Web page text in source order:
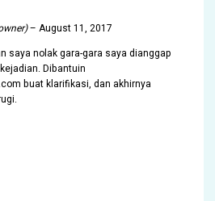
– August 11, 2017
saya nolak gara-gara saya dianggap
Dibantuin
buat klarifikasi, dan akhirnya